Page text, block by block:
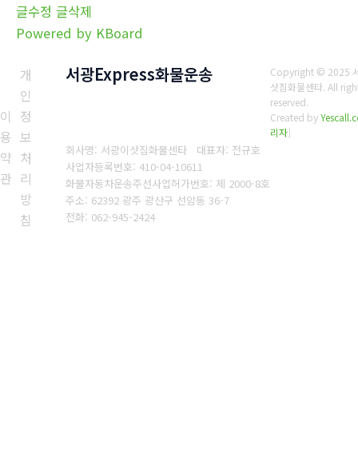
글수정 글삭제
Powered by KBoard
이
용
약
관
개
인
정
보
처
리
방
침
서광Express화물운송
회사명: 서광이삿짐화물센타 대표자: 전규호
사업자등록번호: 410-04-10611
화물자동차운송주선사업허가번호: 제 2000-8호
주소: 62392 광주 광산구 선암동 36-7
전화: 062-945-2424
Copyright © 2025
삿짐화물센타. All
reserved.
Created by
리자]